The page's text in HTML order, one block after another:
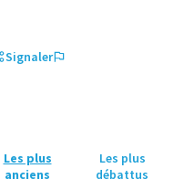
Signaler
Les plus
anciens
Les plus
débattus